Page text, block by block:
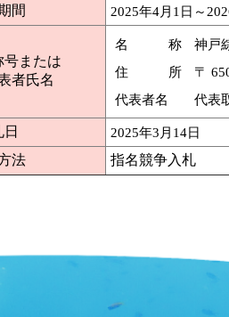
間
2025年4月1日～
号または
者氏名
名 称
神戸
住 所
〒
代表者名
代表
日
2025年3月14日
法
指名競争入札